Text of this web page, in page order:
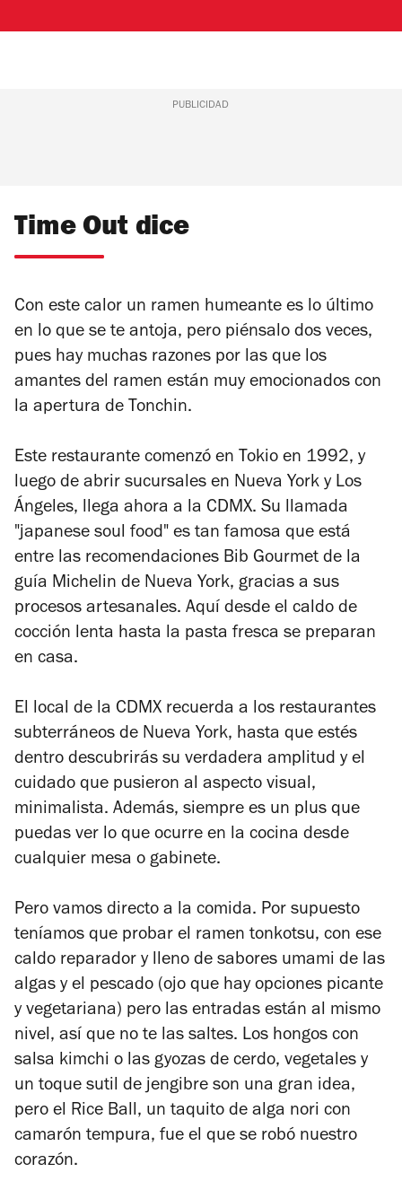
PUBLICIDAD
Time Out dice
Con este calor un ramen humeante es lo último
en lo que se te antoja, pero piénsalo dos veces,
pues hay muchas razones por las que los
amantes del ramen están muy emocionados con
la apertura de Tonchin.
Este restaurante comenzó en Tokio en 1992, y
luego de abrir sucursales en Nueva York y Los
Ángeles, llega ahora a la CDMX. Su llamada
"japanese soul food" es tan famosa que está
entre las recomendaciones Bib Gourmet de la
guía Michelin de Nueva York, gracias a sus
procesos artesanales. Aquí desde el caldo de
cocción lenta hasta la pasta fresca se preparan
en casa.
El local de la CDMX recuerda a los restaurantes
subterráneos de Nueva York, hasta que estés
dentro descubrirás su verdadera amplitud y el
cuidado que pusieron al aspecto visual,
minimalista. Además, siempre es un plus que
puedas ver lo que ocurre en la cocina desde
cualquier mesa o gabinete.
Pero vamos directo a la comida. Por supuesto
teníamos que probar el ramen tonkotsu, con ese
caldo reparador y lleno de sabores umami de las
algas y el pescado (ojo que hay opciones picante
y vegetariana) pero las entradas están al mismo
nivel, así que no te las saltes. Los hongos con
salsa kimchi o las gyozas de cerdo, vegetales y
un toque sutil de jengibre son una gran idea,
pero el Rice Ball, un taquito de alga nori con
camarón tempura, fue el que se robó nuestro
corazón.